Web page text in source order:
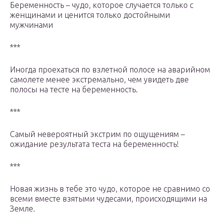
Беременность – чудо, которое случается только с
женщинами и ценится только достойными
мужчинами
***
Иногда проехаться по взлетной полосе на аварийном
самолете менее экстремально, чем увидеть две
полосы на тесте на беременность.
***
Самый невероятный экстрим по ощущениям –
ожидание результата теста на беременность!
***
Новая жизнь в тебе это чудо, которое не сравнимо со
всеми вместе взятыми чудесами, происходящими на
Земле.